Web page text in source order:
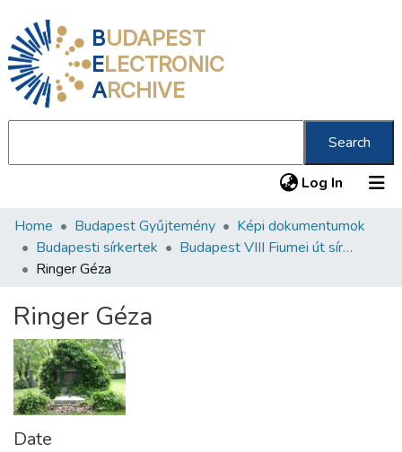
BUDAPEST
ELECTRONIC
ARCHIVE
Search
Log In (current)
Communities & Collections
All of DSpace
About us
Home Budapest Gyűjtemény
Képi dokumentumok
Budapesti sírkertek
Budapest VIII Fiumei út sírkert 1. rész
Ringer Géza
Ringer Géza
Date